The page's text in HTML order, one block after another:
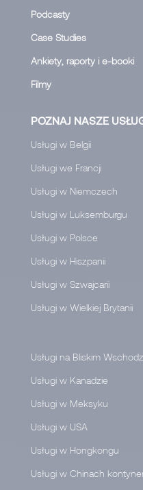
Podcasty
Case Studies
Ankiety, raporty i e-booki
Filmy
POZNAJ NASZE
Usługi w Belgii
Usługi we Francji
Usługi w Niemczech
Usługi w Luksemburgu
Usługi w Polsce
Usługi w Hiszpanii
Usługi w Szwajcarii
Usługi w Wielkiej Brytanii
Usługi na Bliskim
Usługi w Kanadzie
Usługi w Meksyku
Usługi w USA
Usługi w Hongkongu
Usługi w Chinach